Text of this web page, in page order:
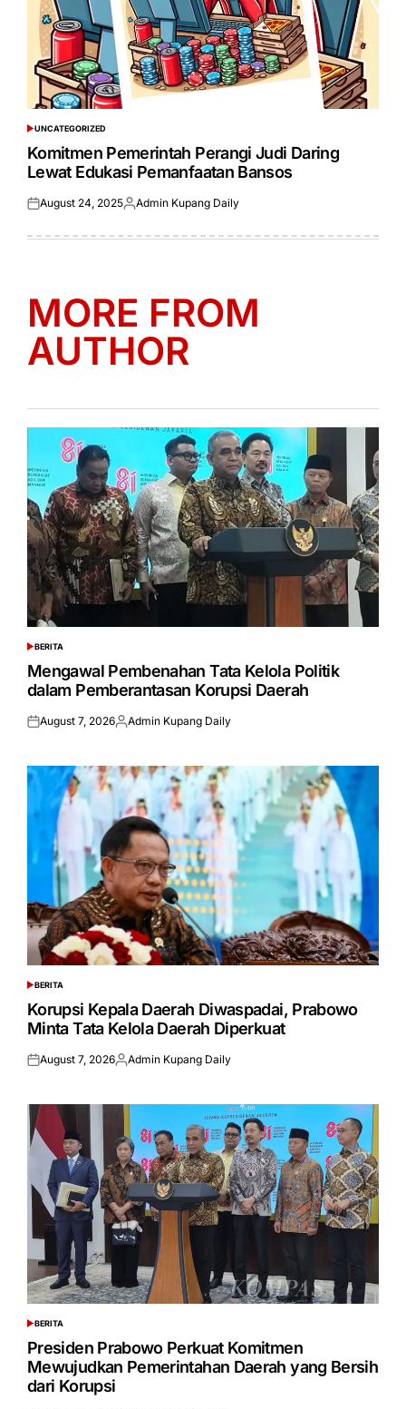
POSTED
IN
UNCATEGORIZED
Komitmen Pemerintah Perangi Judi Daring
Lewat Edukasi Pemanfaatan Bansos
Posted
August 24, 2025Posted
Admin Kupang Daily
MORE FROM
AUTHOR
POSTED
IN
BERITA
Mengawal Pembenahan Tata Kelola Politik
dalam Pemberantasan Korupsi Daerah
Posted
August 7, 2026Posted
Admin Kupang Daily
POSTED
IN
BERITA
Korupsi Kepala Daerah Diwaspadai, Prabowo
Minta Tata Kelola Daerah Diperkuat
Posted
August 7, 2026Posted
Admin Kupang Daily
POSTED
IN
BERITA
Presiden Prabowo Perkuat Komitmen
Mewujudkan Pemerintahan Daerah yang Bersih
dari Korupsi